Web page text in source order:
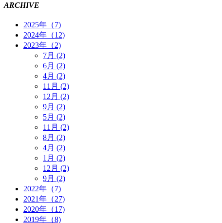
ARCHIVE
2025年（7)
2024年（12)
2023年（2)
7月 (2)
6月 (2)
4月 (2)
11月 (2)
12月 (2)
9月 (2)
5月 (2)
11月 (2)
8月 (2)
4月 (2)
1月 (2)
12月 (2)
9月 (2)
2022年（7)
2021年（27)
2020年（17)
2019年（8)